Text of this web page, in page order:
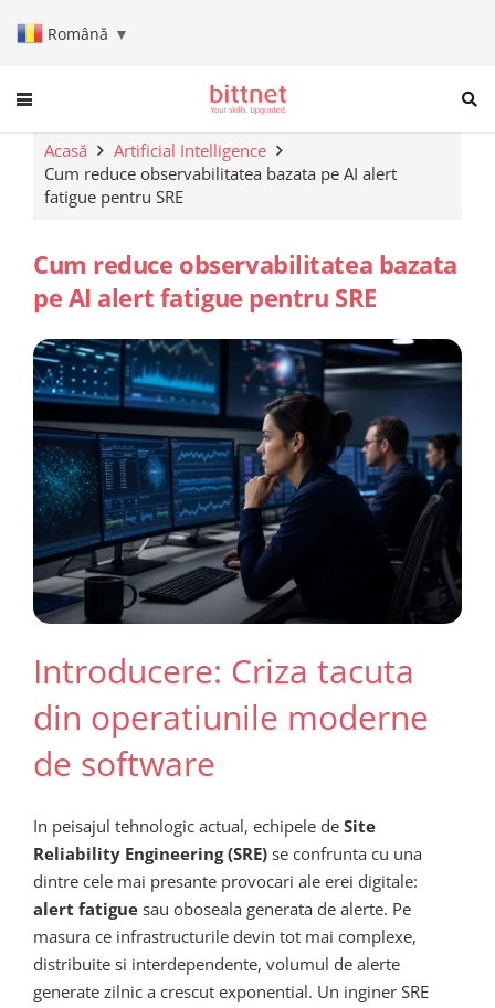
Română ▼
When autocomplete results
Acasă
Artificial Intelligence
Cum reduce observabilitatea bazata pe AI alert
fatigue pentru SRE
Cum reduce observabilitatea bazata
pe AI alert fatigue pentru SRE
Introducere: Criza tacuta
din operatiunile moderne
de software
In peisajul tehnologic actual, echipele de Site
Reliability Engineering (SRE) se confrunta cu una
dintre cele mai presante provocari ale erei digitale:
alert fatigue sau oboseala generata de alerte. Pe
masura ce infrastructurile devin tot mai complexe,
distribuite si interdependente, volumul de alerte
generate zilnic a crescut exponential. Un inginer SRE